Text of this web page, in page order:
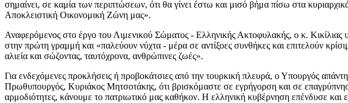
σημαίνει, σε καμία των περιπτώσεων, ότι θα γίνει έστω και μισό βήμα πίσω στα
Αποκλειστική Οικονομική Ζώνη μας».
Αναφερόμενος στο έργο του Λιμενικού Σώματος - Ελληνικής Ακτοφυλακής, ο κ. Κικίλιας
στην πρώτη γραμμή και «παλεύουν νύχτα - μέρα σε αντίξοες συνθήκες και επιτελούν
αλιεία και σώζοντας, ταυτόχρονα, ανθρώπινες ζωές».
Για ενδεχόμενες προκλήσεις ή προβοκάτσιες από την τουρκική πλευρά, ο Υπουργός
Πρωθυπουργός, Κυριάκος Μητσοτάκης, ότι βρισκόμαστε σε εγρήγορση και σε
αρμοδιότητες, κάνουμε το πατριωτικό μας καθήκον. Η ελληνική κυβέρνηση επένδυσε